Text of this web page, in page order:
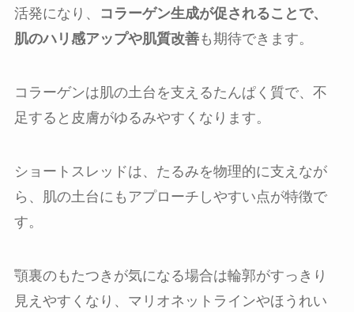
活発になり、
コラーゲン生成が促されることで、
肌のハリ感アップや肌質改善も期待できます。
コラーゲンは肌の土台を支えるたんぱく質で、不
足すると皮膚がゆるみやすくなります。
ショートスレッドは、たるみを物理的に支えなが
ら、肌の土台にもアプローチしやすい点が特徴で
す。
顎裏のもたつきが気になる場合は輪郭がすっきり
見えやすくなり、マリオネットラインやほうれい